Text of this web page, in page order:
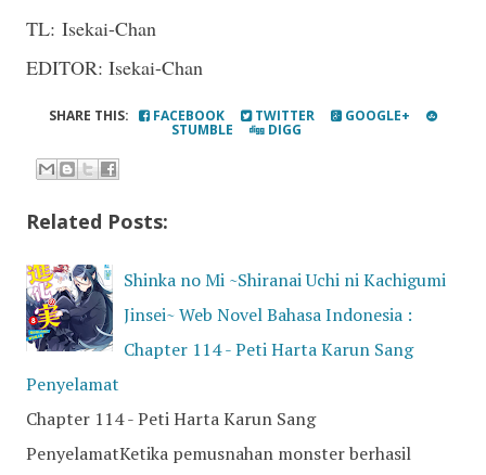
TL: Isekai-Chan
EDITOR: Isekai-Chan
SHARE THIS: FACEBOOK TWITTER GOOGLE+
STUMBLE DIGG
Related Posts:
Shinka no Mi ~Shiranai Uchi ni Kachigumi
Jinsei~ Web Novel Bahasa Indonesia :
Chapter 114 - Peti Harta Karun Sang
Penyelamat
Chapter 114 - Peti Harta Karun Sang
PenyelamatKetika pemusnahan monster berhasil